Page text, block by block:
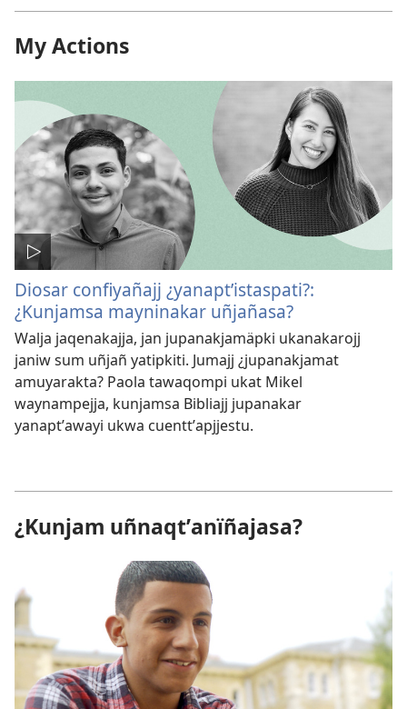
My Actions
Diosar confiyañajj ¿yanaptʼistaspati?:
¿Kunjamsa mayninakar uñjañasa?
Walja jaqenakajja, jan jupanakjamäpki ukanakarojj
janiw sum uñjañ yatipkiti. Jumajj ¿jupanakjamat
amuyarakta? Paola tawaqompi ukat Mikel
waynampejja, kunjamsa Bibliajj jupanakar
yanaptʼawayi ukwa cuenttʼapjjestu.
¿Kunjam uñnaqtʼanïñajasa?